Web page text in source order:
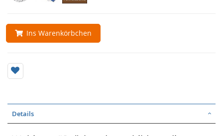
Ins Warenkörbchen
Details